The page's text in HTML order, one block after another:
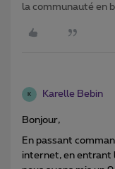
la communauté en
K Karelle Bebin
Bonjour,
En passant
internet, en entrant